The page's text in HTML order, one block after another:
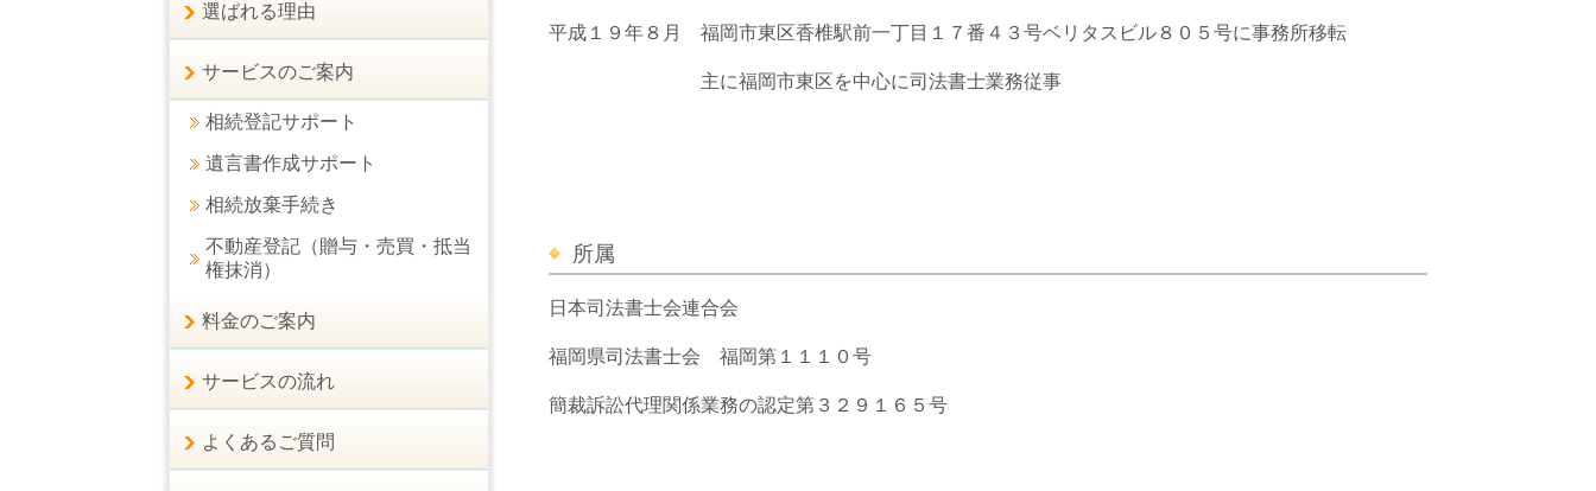
平成１９年８月 福岡市東区香椎駅前一丁目１７番４３号ベリタスビル８０５号に事務所移転
主に福岡市東区を中心に司法書士業務従事
所属
日本司法書士会連合会
福岡県司法書士会 福岡第１１１０号
簡裁訴訟代理関係業務の認定第３２９１６５号
選ばれる理由
サービスのご案内
相続登記サポート
遺言書作成サポート
相続放棄手続き
不動産登記（贈与・売買・抵当
権抹消）
料金のご案内
サービスの流れ
よくあるご質問